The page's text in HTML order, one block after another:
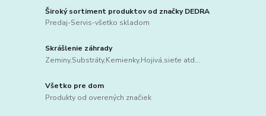
Široký sortiment produktov od značky DEDRA
Predaj-Servis-všetko skladom
Skrášlenie záhrady
Zeminy,Substráty,Kemienky,Hojivá,sieťe atd...
Všetko pre dom
Produkty od overených značiek